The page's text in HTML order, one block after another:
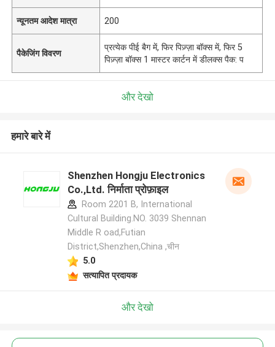
न्यूनतम आदेश मात्रा 200
पैकेजिंग विवरण
प्रत्येक पीई बैग में, फिर पिज़्ज़ा बॉक्स में, फिर 5
पिज़्ज़ा बॉक्स 1 मास्टर कार्टन में डीलक्स पैक: प
और देखो
हमारे बारे में
Shenzhen Hongju Electronics
Co.,Ltd. निर्माता प्रोफ़ाइल
Room 2201 B, International
Cultural Building.NO. 3039 Shennan
Middle R oad,Futian
District,Shenzhen,China ,चीन
5.0
सत्यापित प्रदायक
और देखो